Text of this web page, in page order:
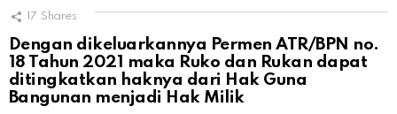
17 Shares
Dengan dikeluarkannya Permen ATR/BPN no.
18 Tahun 2021 maka Ruko dan Rukan dapat
ditingkatkan haknya dari Hak Guna
Bangunan menjadi Hak Milik